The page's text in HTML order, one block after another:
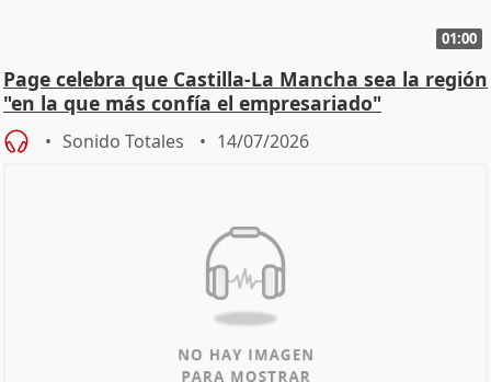
01:00
Page celebra que Castilla-La Mancha sea la región
"en la que más confía el empresariado"
Sonido Totales 14/07/2026